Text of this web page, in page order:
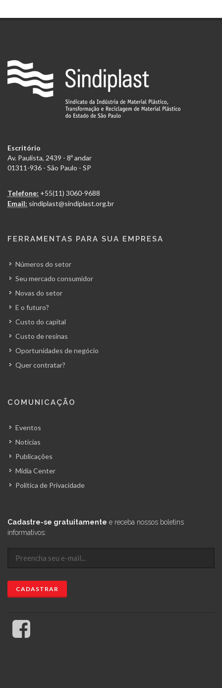
Escritório
Av. Paulista, 2439 - 8º andar
01311-936 - São Paulo - SP
Telefone: +55(11) 3060-9688
Email: sindiplast@sindiplast.org.br
FERRAMENTAS PARA SUA EMPRESA
Números do setor
Seu mercado consumidor
Novas do setor
E o futuro?
Custo do capital
Custo de resinas
Oportunidades de negócio
Quer contratar?
COMUNICAÇÃO
Eventos
Notícias
Publicações
Mídia Center
Política de Privacidade
Cadastre-se gratuitamente e receba nossos boletins
informativos: